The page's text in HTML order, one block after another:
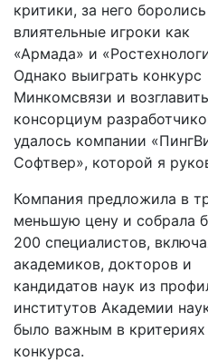
критики, за него
влиятельные игроки как
«Армада» и
Однако выиграть конкурс
Минкомсвязи и возглавить
консорциум
удалось компании
Софтвер», которой я
Компания предложила в
меньшую цену и собрала
200 специалистов,
академиков, докторов и
кандидатов наук из
институтов Академии
было важным в критериях
конкурса.